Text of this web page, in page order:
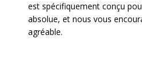
est spécifiquement conçu
absolue, et nous vous
agréable.